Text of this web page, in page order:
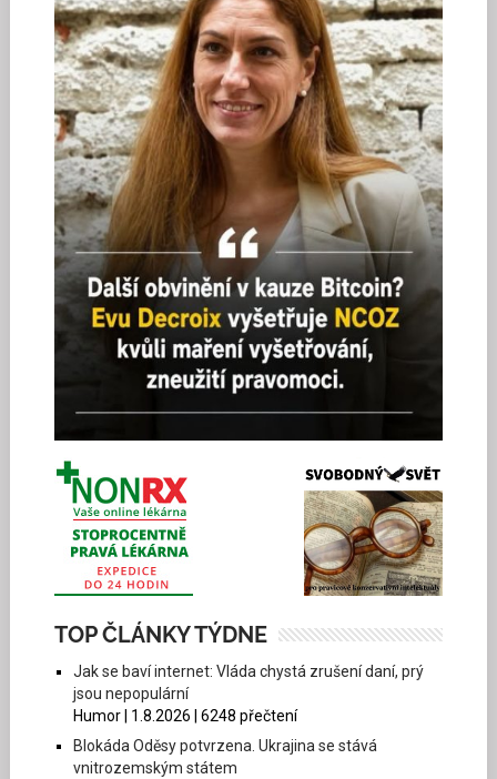
TOP ČLÁNKY TÝDNE
Jak se baví internet: Vláda chystá zrušení daní, prý
jsou nepopulární
Humor | 1.8.2026 | 6248 přečtení
Blokáda Oděsy potvrzena. Ukrajina se stává
vnitrozemským státem